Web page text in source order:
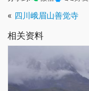
« 四川峨眉山善觉寺
相关资料